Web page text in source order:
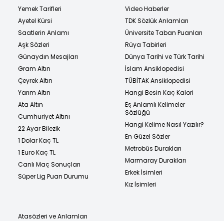
Yemek Tarifleri
Ayetel Kürsi
Saatlerin Anlamı
Aşk Sözleri
Günaydın Mesajları
Gram Altın
Çeyrek Altın
Yarım Altın
Ata Altın
Cumhuriyet Altını
22 Ayar Bilezik
1 Dolar Kaç TL
1 Euro Kaç TL
Canlı Maç Sonuçları
Süper Lig Puan Durumu
Video Haberler
TDK Sözlük Anlamları
Üniversite Taban Puanları
Rüya Tabirleri
Dünya Tarihi ve Türk Tarihi
İslam Ansiklopedisi
TÜBİTAK Ansiklopedisi
Hangi Besin Kaç Kalori
Eş Anlamlı Kelimeler
Sözlüğü
Hangi Kelime Nasıl Yazılır?
En Güzel Sözler
Metrobüs Durakları
Marmaray Durakları
Erkek İsimleri
Kız İsimleri
Atasözleri ve Anlamları